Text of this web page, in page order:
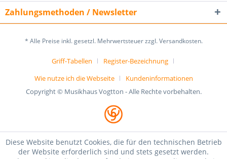
Zahlungsmethoden / Newsletter
* Alle Preise inkl. gesetzl. Mehrwertsteuer zzgl. Versandkosten.
Griff-Tabellen
Register-Bezeichnung
Wie nutze ich die Webseite
Kundeninformationen
Copyright © Musikhaus Vogtton - Alle Rechte vorbehalten.
Diese Website benutzt Cookies, die für den technischen Betrieb
der Website erforderlich sind und stets gesetzt werden.